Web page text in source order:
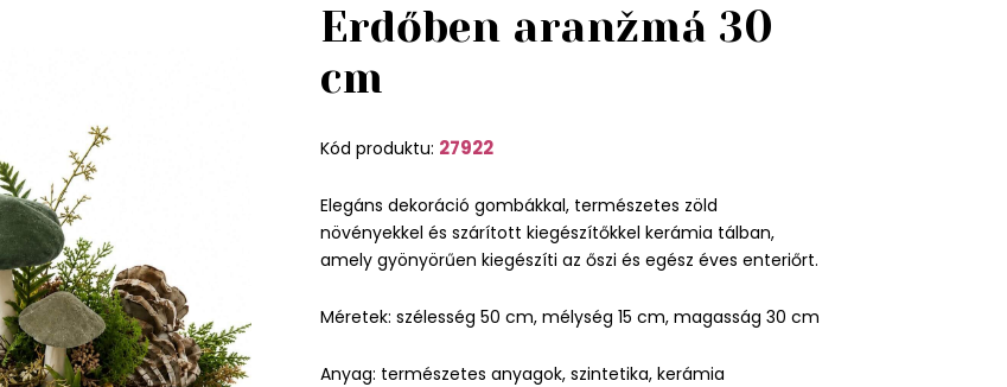
Erdőben aranžmá 30
cm
Kód produktu: 27922
Elegáns dekoráció gombákkal, természetes zöld
növényekkel és szárított kiegészítőkkel kerámia tálban,
amely gyönyörűen kiegészíti az őszi és egész éves enteriőrt.
Méretek: szélesség 50 cm, mélység 15 cm, magasság 30 cm
Anyag: természetes anyagok, szintetika, kerámia